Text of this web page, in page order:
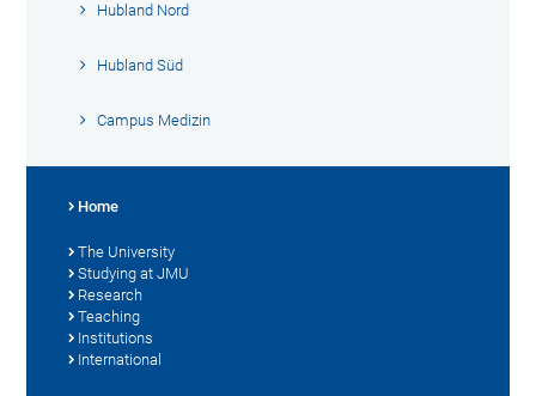
Hubland Nord
Hubland Süd
Campus Medizin
Home
The University
Studying at JMU
Research
Teaching
Institutions
International